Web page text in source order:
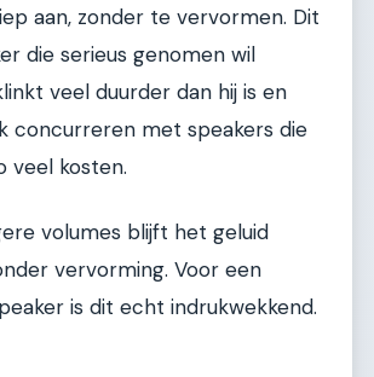
aan, zonder te vervormen. Dit
die serieus genomen wil
veel duurder dan hij is en
concurreren met speakers die
veel kosten.
volumes blijft het geluid
vervorming. Voor een
is dit echt indrukwekkend.